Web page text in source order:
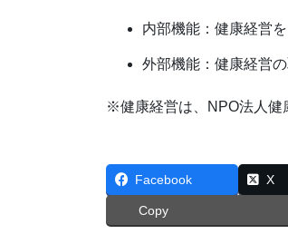
内部機能：健康経営
外部機能：健康経営
※健康経営は、NPO法人健
Facebook X
Copy